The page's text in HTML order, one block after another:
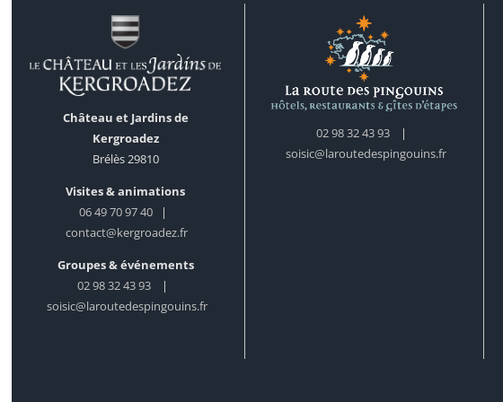
Château et Jardins de
Kergroadez
Brélès 29810
Visites & animations
06 49 70 97 40
|
contact@kergroadez.fr
Groupes & événements
02 98 32 43 93 |
soisic@laroutedespingouins.fr
02 98 32 43 93 |
soisic@laroutedespingouins.fr